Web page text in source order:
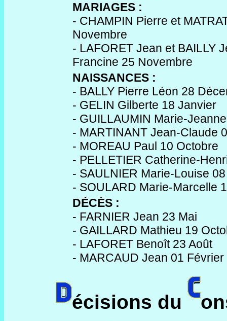
MARIAGES :
- CHAMPIN Pierre et
Novembre
- LAFORET Jean et BAILLY
Francine 25 Novembre
NAISSANCES :
- BALLY Pierre Léon 28
- GELIN Gilberte 18 Janvier
- GUILLAUMIN Marie-
- MARTINANT Jean-Claude
- MOREAU Paul 10 Octobre
- PELLETIER Catherine-
- SAULNIER Marie-Louise
- SOULARD Marie-Marcelle
DÉCÈS :
- FARNIER Jean 23 Mai
- GAILLARD Mathieu 19
- LAFORET Benoît 23 Août
- MARCAUD Jean 01 Février
écisions du